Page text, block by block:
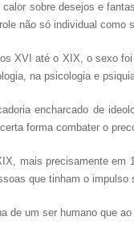
sobre desejos e
não só individual como
XVI até o XIX, o sexo
na psicologia e
encharcado de
forma combater o
mais precisamente em
que tinham o
de um ser humano que